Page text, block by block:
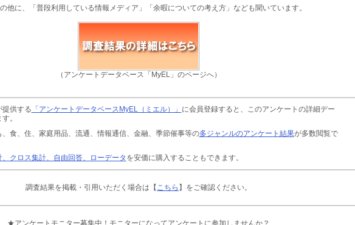
他に、「普段利用している情報メディア」「余暇についての考え方」なども聞いています。
（アンケートデータベース「MyEL」のページへ）
提供する 「アンケートデータベースMyEL（ミエル）」 に会員登録すると、このアンケートの詳細デー
。
、食、住、家庭用品、流通、情報通信、金融、季節催事等の多ジャンルのアンケート結果が多数閲覧で
、クロス集計、自由回答、ローデータ を安価に購入することもできます。
調査結果を掲載・引用いただく場合は【 こちら 】をご確認ください。
★アンケートモニター募集中！モニターになってアンケートに参加しませんか？